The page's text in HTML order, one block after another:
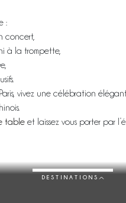
DESTINATIONS
:
concert,
à la trompette,
vivez une célébration
table et laissez vous porter par